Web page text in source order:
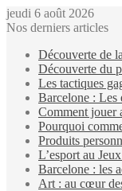
jeudi 6 août 2026
Nos derniers articles
Découverte de
Découverte du
Les tactiques
Barcelone : Les
Comment jouer
Pourquoi
Produits
L’esport au
Barcelone : les
Art : au cœur